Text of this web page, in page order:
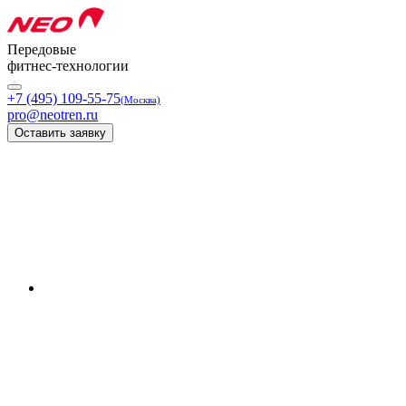
Передовые
фитнес-технологии
+7 (495) 109-55-75(Москва)
pro@neotren.ru
Оставить заявку